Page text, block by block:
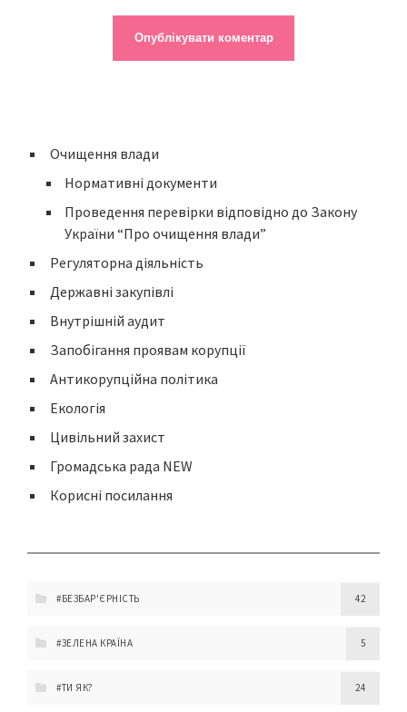
Очищення влади
Нормативні документи
Проведення перевірки відповідно до Закону
України “Про очищення влади”
Регуляторна діяльність
Державні закупівлі
Внутрішній аудит
Запобігання проявам корупції
Антикорупційна політика
Екологія
Цивільний захист
Громадська рада NEW
Корисні посилання
#БЕЗБАР'ЄРНІСТЬ 42
#ЗЕЛЕНА КРАЇНА 5
#ТИ ЯК? 24